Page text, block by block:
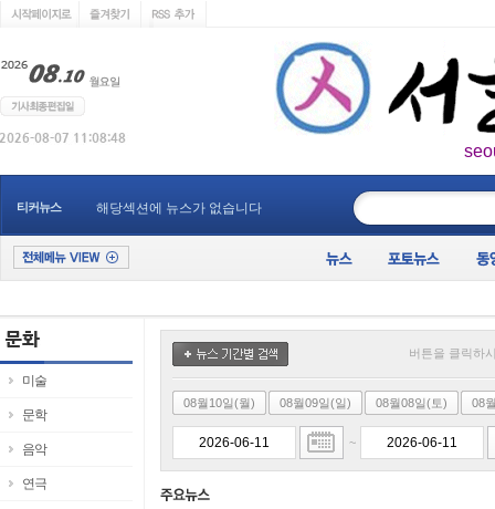
티커뉴스 해당섹션에 뉴스가 없습니다
미술
문학
음악
연극
버튼을 클릭하
08월10일(월) 08월09일(일) 08월08일(토) 08
~